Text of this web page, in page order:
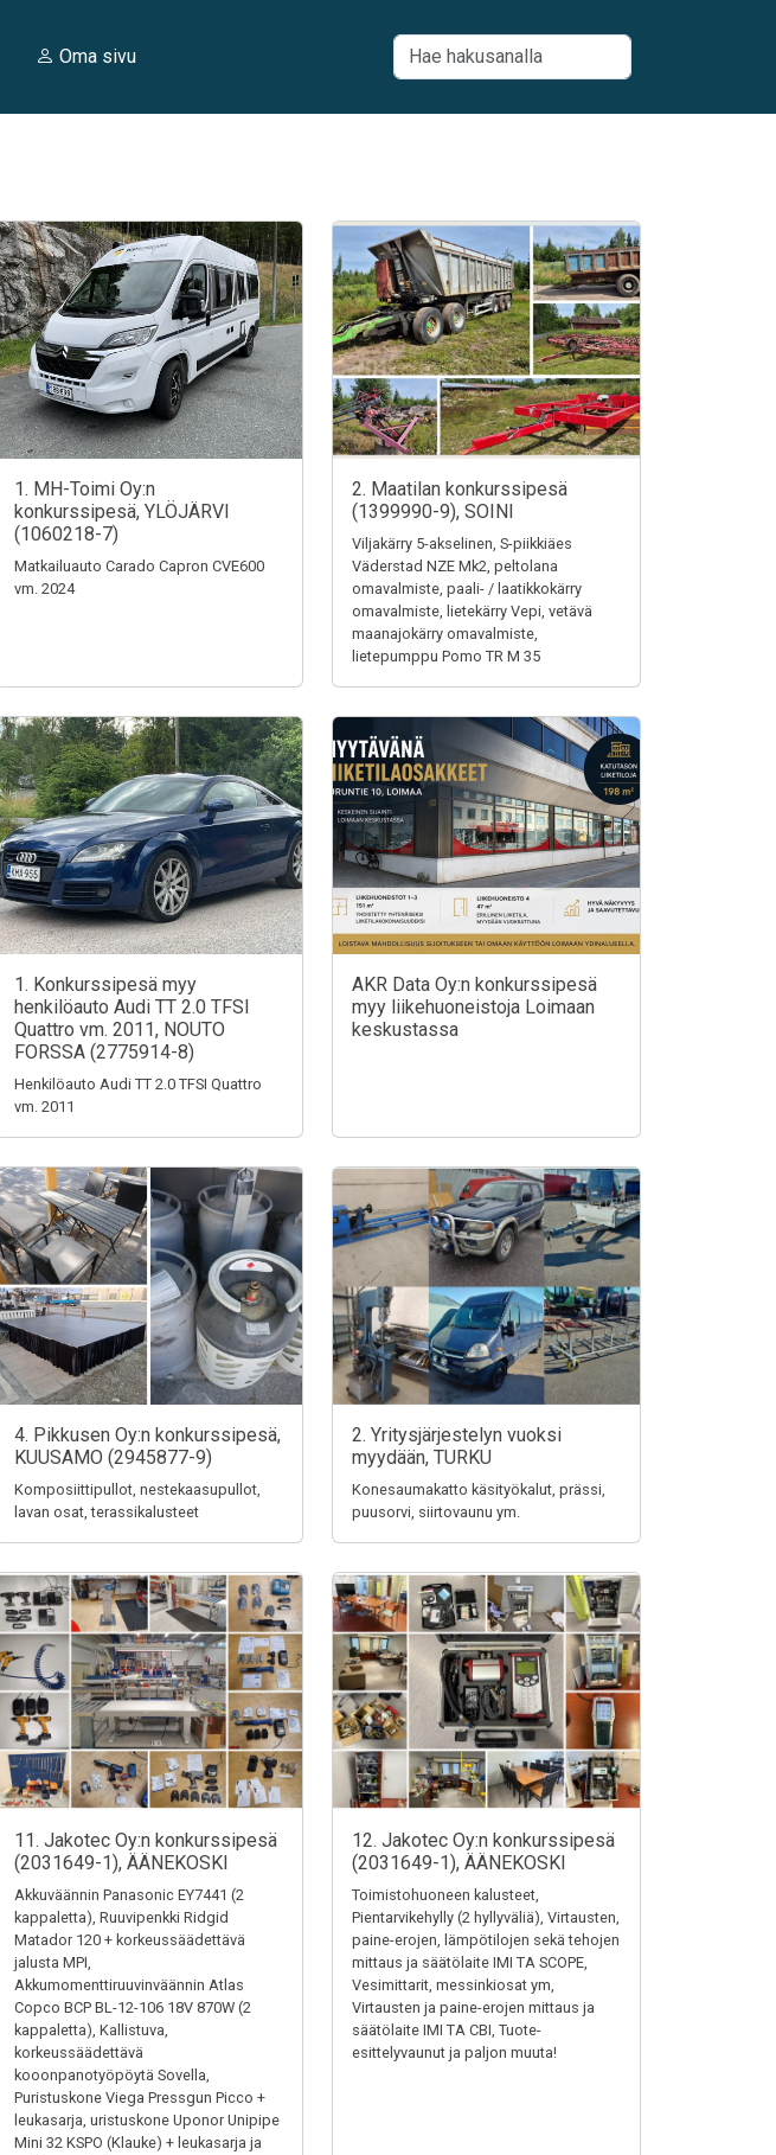
Oma sivu
1. MH-Toimi Oy:n
konkurssipesä, YLÖJÄRVI
(1060218-7)
Matkailuauto Carado Capron CVE600
vm. 2024
2. Maatilan konkurssipesä
(1399990-9), SOINI
Viljakärry 5-akselinen, S-piikkiäes
Väderstad NZE Mk2, peltolana
omavalmiste, paali- / laatikkokärry
omavalmiste, lietekärry Vepi, vetävä
maanajokärry omavalmiste,
lietepumppu Pomo TR M 35
1. Konkurssipesä myy
henkilöauto Audi TT 2.0 TFSI
Quattro vm. 2011, NOUTO
FORSSA (2775914-8)
Henkilöauto Audi TT 2.0 TFSI Quattro
vm. 2011
AKR Data Oy:n konkurssipesä
myy liikehuoneistoja Loimaan
keskustassa
4. Pikkusen Oy:n konkurssipesä,
KUUSAMO (2945877-9)
Komposiittipullot, nestekaasupullot,
lavan osat, terassikalusteet
2. Yritysjärjestelyn vuoksi
myydään, TURKU
Konesaumakatto käsityökalut, prässi,
puusorvi, siirtovaunu ym.
11. Jakotec Oy:n konkurssipesä
(2031649-1), ÄÄNEKOSKI
Akkuväännin Panasonic EY7441 (2
kappaletta), Ruuvipenkki Ridgid
Matador 120 + korkeussäädettävä
jalusta MPI,
Akkumomenttiruuvinväännin Atlas
Copco BCP BL-12-106 18V 870W (2
kappaletta), Kallistuva,
korkeussäädettävä
kooonpanotyöpöytä Sovella,
Puristuskone Viega Pressgun Picco +
leukasarja, uristuskone Uponor Unipipe
Mini 32 KSPO (Klauke) + leukasarja ja
12. Jakotec Oy:n konkurssipesä
(2031649-1), ÄÄNEKOSKI
Toimistohuoneen kalusteet,
Pientarvikehylly (2 hyllyväliä), Virtausten,
paine-erojen, lämpötilojen sekä tehojen
mittaus ja säätölaite IMI TA SCOPE,
Vesimittarit, messinkiosat ym,
Virtausten ja paine-erojen mittaus ja
säätölaite IMI TA CBI, Tuote-
esittelyvaunut ja paljon muuta!